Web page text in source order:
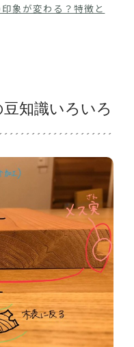
象が変わる？特徴と
知識いろいろ